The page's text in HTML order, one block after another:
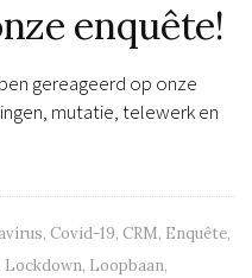
enquête!
gereageerd op onze
mutatie, telewerk en
, Covid-19, CRM, Enquête,
Lockdown, Loopbaan,